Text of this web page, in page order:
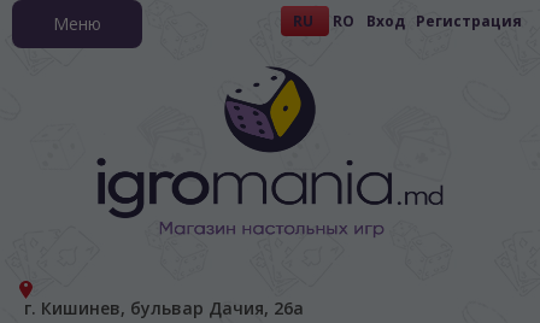
RU RO Вход Регистрация
г. Кишинев, бульвар Дачия, 26а
Меню